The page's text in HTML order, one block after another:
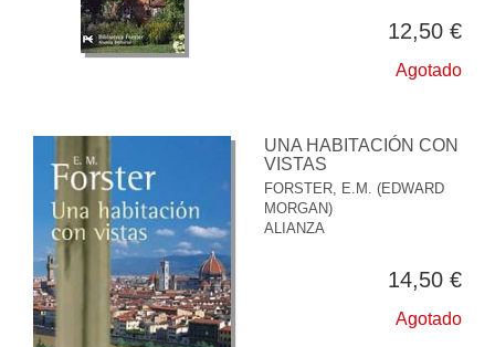
12,50 €
Agotado
UNA HABITACIÓN CON
VISTAS
FORSTER, E.M. (EDWARD
MORGAN)
ALIANZA
14,50 €
Agotado